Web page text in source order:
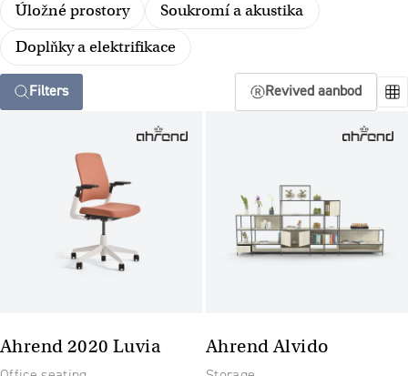
Úložné prostory
Soukromí a akustika
Doplňky a elektrifikace
Filters Revived aanbod
Ahrend 2020 Luvia Ahrend Alvido